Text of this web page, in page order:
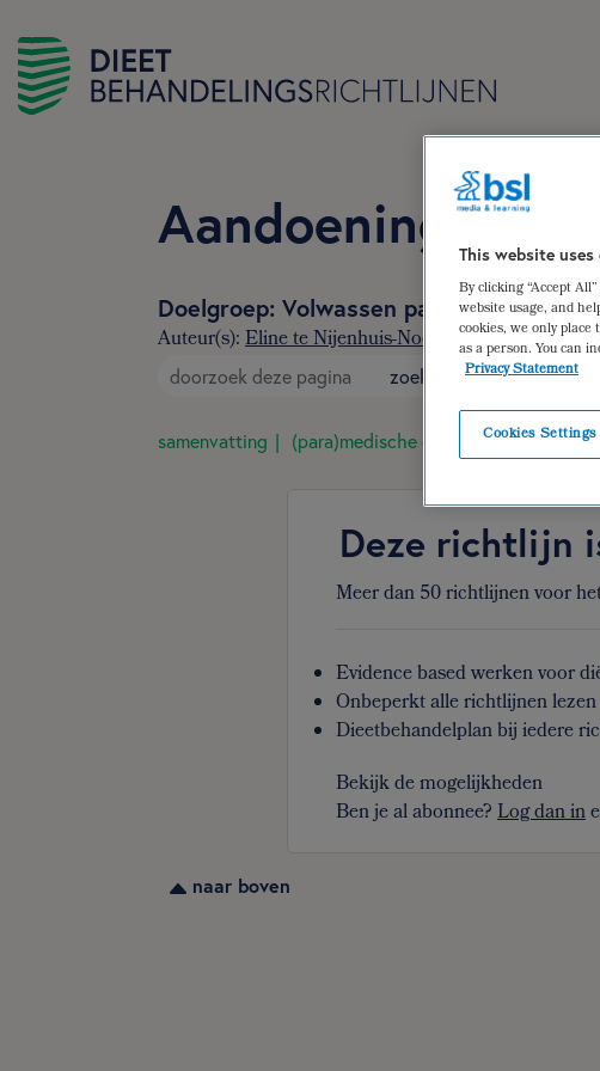
Aandoeningen
Doelgroep: Volwassen patiënten met
Auteur(s):Eline te Nijenhuis-Noort MSc,Viola van
zoek
samenvatting (para)medische gegevens
Deze richtlijn
Meer dan 50 richtlijnen voor
Evidence based werken voor
Onbeperkt alle richtlijnen lezen
Dieetbehandelplan bij iedere
Bekijk de mogelijkheden
Ben je al abonnee?Log dan in
naar boven
This website uses
By clicking “Accept
website usage, and
cookies, we only
as a person. You can
Privacy Statement
Cookies Settings